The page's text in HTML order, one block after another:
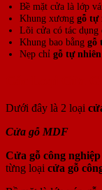
Bề mặt cửa là lớp
Khung xương gỗ tự
Lõi cửa có tác
Khung bao bằng gỗ
Nẹp chỉ gỗ tự nhiên
Dưới đây là 2 loại
Cửa gỗ MDF
Cửa gỗ công
từng loại cửa gỗ